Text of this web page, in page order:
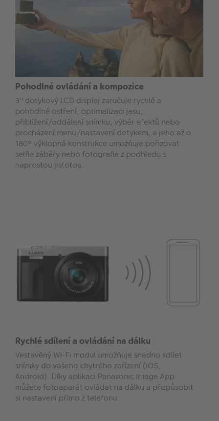
Pohodlné ovládání a kompozice
3" dotykový LCD displej zaručuje rychlé a
pohodlné ostření, optimalizaci jasu,
přiblížení/oddálení snímku, výběr efektů nebo
procházení menu/nastavení dotykem, a jeho až o
180° výklopná konstrukce umožňuje pořizovat
selfie záběry nebo fotografie z podhledu s
naprostou jistotou.
Rychlé sdílení a ovládání na dálku
Vestavěný Wi-Fi modul umožňuje snadno sdílet
snímky do vašeho chytrého zařízení (iOS,
Android). Díky aplikaci Panasonic Image App
můžete fotoaparát ovládat na dálku a přizpůsobit
si nastavení přímo z telefonu.